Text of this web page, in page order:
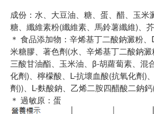
成份：水、大豆油、糖、蛋、醋、玉米
糖、纖維素粉(纖維素、馬鈴薯纖維)、
＊ 食品添加物：辛烯基丁二酸鈉澱粉
米糖膠、著色劑(水、辛烯基丁二酸鈉
三酸甘油酯、玉米油、β-胡蘿蔔素、混
化劑)、檸檬酸、L-抗壞血酸(抗氧化劑)
劑))、L-麩酸鈉、乙烯二胺四醋酸二鈉
＊ 過敏原：蛋